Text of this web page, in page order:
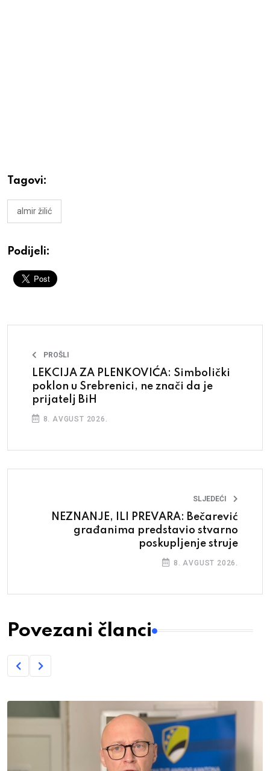
Tagovi:
almir žilić
Podijeli:
PROŠLI
LEKCIJA ZA PLENKOVIĆA: Simbolički
poklon u Srebrenici, ne znači da je
prijatelj BiH
8. AVGUST 2026.
SLJEDEĆI
NEZNANJE, ILI PREVARA: Bečarević
građanima predstavio stvarno
poskupljenje struje
8. AVGUST 2026.
Povezani članci